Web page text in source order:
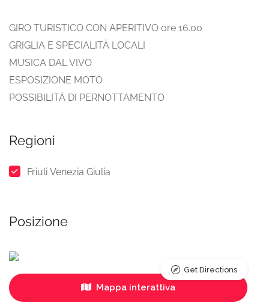
GIRO TURISTICO CON APERITIVO ore 16.00
GRIGLIA E SPECIALITÀ LOCALI
MUSICA DAL VIVO
ESPOSIZIONE MOTO
POSSIBILITÀ DI PERNOTTAMENTO
Regioni
Friuli Venezia Giulia
Posizione
Mappa interattiva
Get Directions